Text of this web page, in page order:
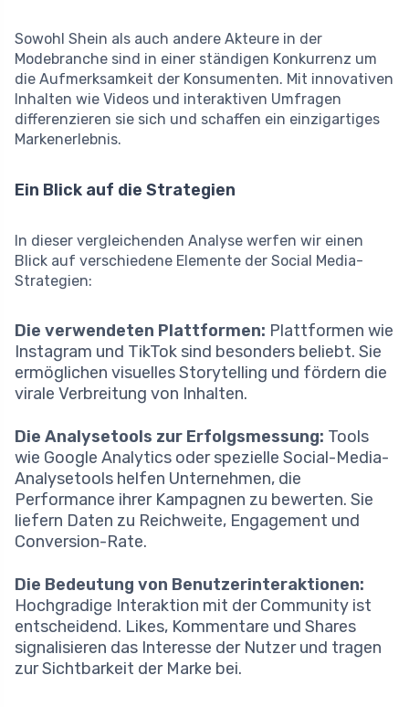
Sowohl Shein als auch andere Akteure in der
Modebranche sind in einer ständigen Konkurrenz um
die Aufmerksamkeit der Konsumenten. Mit innovativen
Inhalten wie Videos und interaktiven Umfragen
differenzieren sie sich und schaffen ein einzigartiges
Markenerlebnis.
Ein Blick auf die Strategien
In dieser vergleichenden Analyse werfen wir einen
Blick auf verschiedene Elemente der Social Media-
Strategien:
Die verwendeten Plattformen: Plattformen wie
Instagram und TikTok sind besonders beliebt. Sie
ermöglichen visuelles Storytelling und fördern die
virale Verbreitung von Inhalten.
Die Analysetools zur Erfolgsmessung: Tools
wie Google Analytics oder spezielle Social-Media-
Analysetools helfen Unternehmen, die
Performance ihrer Kampagnen zu bewerten. Sie
liefern Daten zu Reichweite, Engagement und
Conversion-Rate.
Die Bedeutung von Benutzerinteraktionen:
Hochgradige Interaktion mit der Community ist
entscheidend. Likes, Kommentare und Shares
signalisieren das Interesse der Nutzer und tragen
zur Sichtbarkeit der Marke bei.